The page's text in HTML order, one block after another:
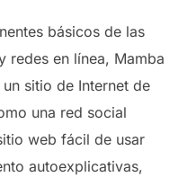
básicos de las
redes en línea, Mamba
sitio de Internet de
una red social
web fácil de usar
autoexplicativas,